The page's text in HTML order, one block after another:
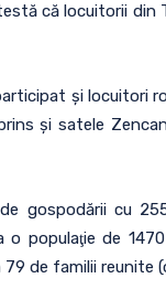
că locuitorii din
şi locuitori
şi satele
gospodării cu
populaţie de
de familii reunite